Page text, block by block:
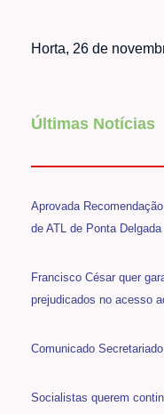
Horta, 26 de
Últimas Notícias
Aprovada
de ATL de Ponta Delgada
Francisco César quer
prejudicados no acesso
Comunicado
Socialistas querem